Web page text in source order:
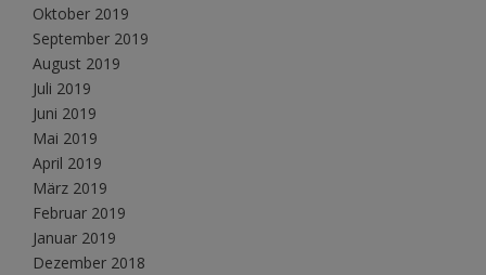
Oktober 2019
September 2019
August 2019
Juli 2019
Juni 2019
Mai 2019
April 2019
März 2019
Februar 2019
Januar 2019
Dezember 2018